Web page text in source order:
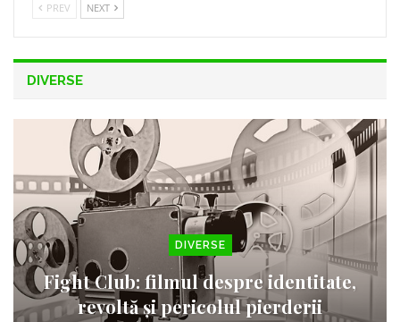
PREV NEXT
DIVERSE
DIVERSE
Fight Club: filmul despre identitate,
revoltă și pericolul pierderii